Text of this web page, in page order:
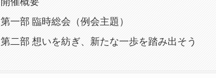
第一部 臨時総会（例会主題）
第二部 想いを紡ぎ、新たな一歩を踏み出そう